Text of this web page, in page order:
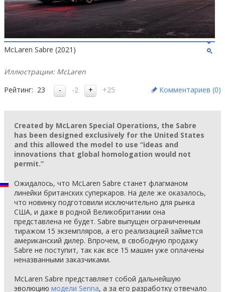
McLaren Sabre (2021)
Иллюстрации: McLaren
Рейтинг: 23 -2 +25 Комментариев (0)
Created by McLaren Special Operations, the Sabre
has been designed exclusively for the United States
and this allowed the model to use “ideas and
innovations that global homologation would not
permit.”
Ожидалось, что McLaren Sabre станет флагманом
линейки британских суперкаров. На деле же оказалось,
что новинку подготовили исключительно для рынка
США, и даже в родной Великобритании она
представлена не будет. Sabre выпущен ограниченным
тиражом 15 экземпляров, а его реализацией займется
американский дилер. Впрочем, в свободную продажу
Sabre не поступит, так как все 15 машин уже оплачены
неназванными заказчиками.
McLaren Sabre представляет собой дальнейшую
эволюцию модели Senna, а за его разработку отвечало